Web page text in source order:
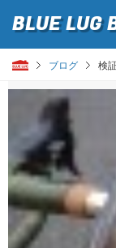
BLUE LUG
ブログ 検